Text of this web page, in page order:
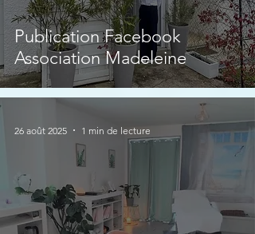
Publication Facebook
Association Madeleine
26 août 2025 1 min de lecture